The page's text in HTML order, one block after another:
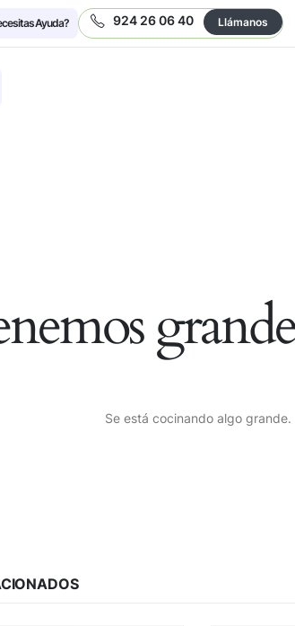
Ayuda?
924 26 06 40 Llámanos
Se está cocinando algo